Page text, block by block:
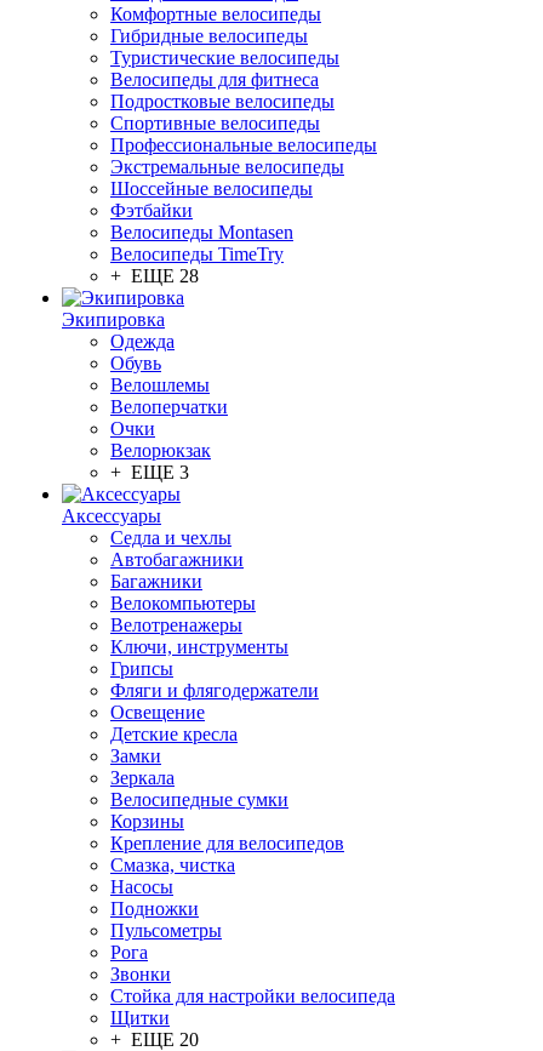
Комфортные велосипеды
Гибридные велосипеды
Туристические велосипеды
Велосипеды для фитнеса
Подростковые велосипеды
Спортивные велосипеды
Профессиональные велосипеды
Экстремальные велосипеды
Шоссейные велосипеды
Фэтбайки
Велосипеды Montasen
Велосипеды TimeTry
+ ЕЩЕ 28
Экипировка
Одежда
Обувь
Велошлемы
Велоперчатки
Очки
Велорюкзак
+ ЕЩЕ 3
Аксессуары
Седла и чехлы
Автобагажники
Багажники
Велокомпьютеры
Велотренажеры
Ключи, инструменты
Грипсы
Фляги и флягодержатели
Освещение
Детские кресла
Замки
Зеркала
Велосипедные сумки
Корзины
Крепление для велосипедов
Смазка, чистка
Насосы
Подножки
Пульсометры
Рога
Звонки
Стойка для настройки велосипеда
Щитки
+ ЕЩЕ 20